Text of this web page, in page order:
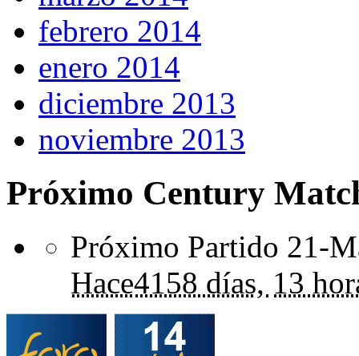
febrero 2014
enero 2014
diciembre 2013
noviembre 2013
Próximo Century
Próximo Partido 21-
Hace4158 días, 13